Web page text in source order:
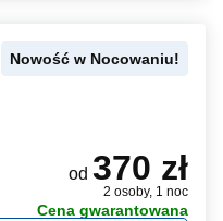
Nowość w Nocowaniu!
od 370 zł
2 osoby, 1 noc
Cena gwarantowana